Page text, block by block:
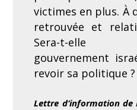
victimes en plus. À
retrouvée et
Sera-t-
gouvernement
revoir sa politique ?
Lettre d‘information